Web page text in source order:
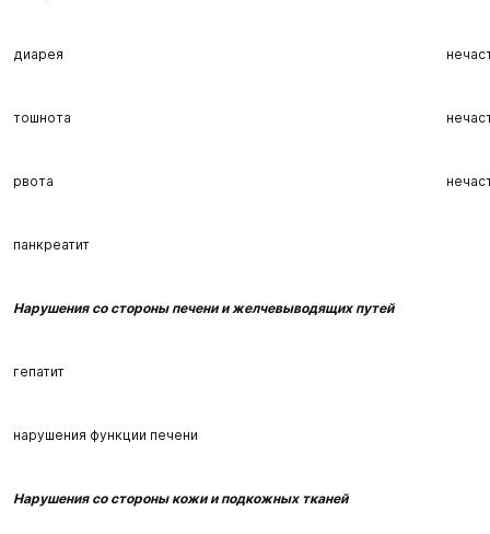
диарея
тошнота
рвота
панкреатит
Нарушения со стороны печени и желчевыводящих путей
гепатит
нарушения функции печени
Нарушения со стороны кожи и подкожных тканей